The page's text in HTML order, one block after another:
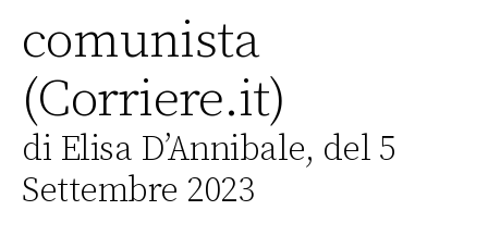
comunista
(Corriere.it)
di Elisa D’Annibale, del 5
Settembre 2023